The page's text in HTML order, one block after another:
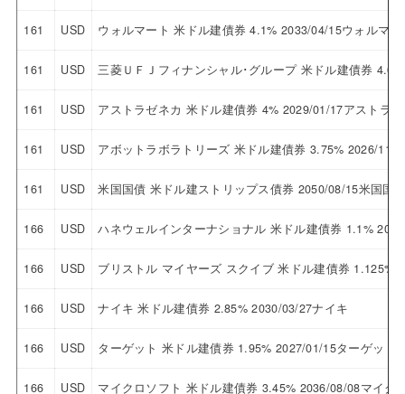
161 USD ウォルマート 米ドル建債券 4.1% 2033/04/15ウォルマー
161 USD 三菱ＵＦＪフィナンシャル･グループ 米ドル建債券
161 USD アストラゼネカ 米ドル建債券 4% 2029/01/17アストラ
161 USD アボットラボラトリーズ 米ドル建債券 3.75% 2026/11/
161 USD 米国国債 米ドル建ストリップス債券 2050/08/15米国国
166 USD ハネウェルインターナショナル 米ドル建債券 1.1%
166 USD ブリストル マイヤーズ スクイブ 米ドル建債券
166 USD ナイキ 米ドル建債券 2.85% 2030/03/27ナイキ
166 USD ターゲット 米ドル建債券 1.95% 2027/01/15ターゲット
166 USD マイクロソフト 米ドル建債券 3.45% 2036/08/08マイク